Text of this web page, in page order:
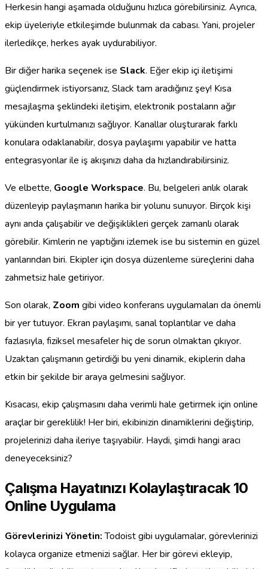
Herkesin hangi aşamada olduğunu hızlıca görebilirsiniz. Ayrıca,
ekip üyeleriyle etkileşimde bulunmak da cabası. Yani, projeler
ilerledikçe, herkes ayak uydurabiliyor.
Bir diğer harika seçenek ise Slack. Eğer ekip içi iletişimi
güçlendirmek istiyorsanız, Slack tam aradığınız şey! Kısa
mesajlaşma şeklindeki iletişim, elektronik postaların ağır
yükünden kurtulmanızı sağlıyor. Kanallar oluşturarak farklı
konulara odaklanabilir, dosya paylaşımı yapabilir ve hatta
entegrasyonlar ile iş akışınızı daha da hızlandırabilirsiniz.
Ve elbette, Google Workspace. Bu, belgeleri anlık olarak
düzenleyip paylaşmanın harika bir yolunu sunuyor. Birçok kişi
aynı anda çalışabilir ve değişiklikleri gerçek zamanlı olarak
görebilir. Kimlerin ne yaptığını izlemek ise bu sistemin en güzel
yanlarından biri. Ekipler için dosya düzenleme süreçlerini daha
zahmetsiz hale getiriyor.
Son olarak, Zoom gibi video konferans uygulamaları da önemli
bir yer tutuyor. Ekran paylaşımı, sanal toplantılar ve daha
fazlasıyla, fiziksel mesafeler hiç de sorun olmaktan çıkıyor.
Uzaktan çalışmanın getirdiği bu yeni dinamik, ekiplerin daha
etkin bir şekilde bir araya gelmesini sağlıyor.
Kısacası, ekip çalışmasını daha verimli hale getirmek için online
araçlar bir gereklilik! Her biri, ekibinizin dinamiklerini değiştirip,
projelerinizi daha ileriye taşıyabilir. Haydi, şimdi hangi aracı
deneyeceksiniz?
Çalışma Hayatınızı Kolaylaştıracak 10
Online Uygulama
Görevlerinizi Yönetin:Todoist gibi uygulamalar, görevlerinizi
kolayca organize etmenizi sağlar. Her bir görevi ekleyip,